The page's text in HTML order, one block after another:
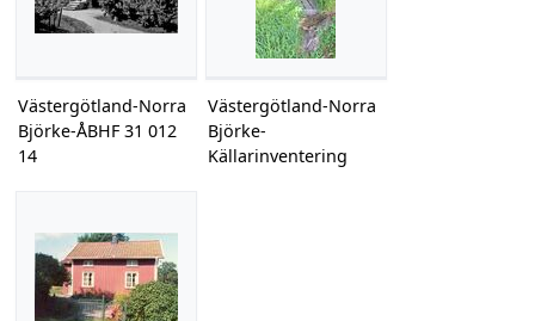
Västergötland-Norra
Björke-ÅBHF 31 012
14
Västergötland-Norra
Björke-
Källarinventering